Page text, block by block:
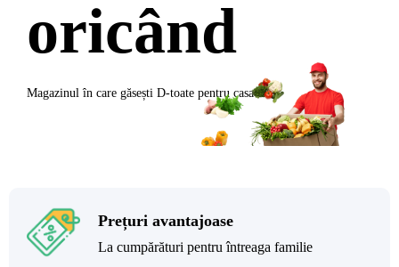
oricând
Magazinul în care găsești D-toate pentru casa ta
Prețuri avantajoase
La cumpărături pentru întreaga familie